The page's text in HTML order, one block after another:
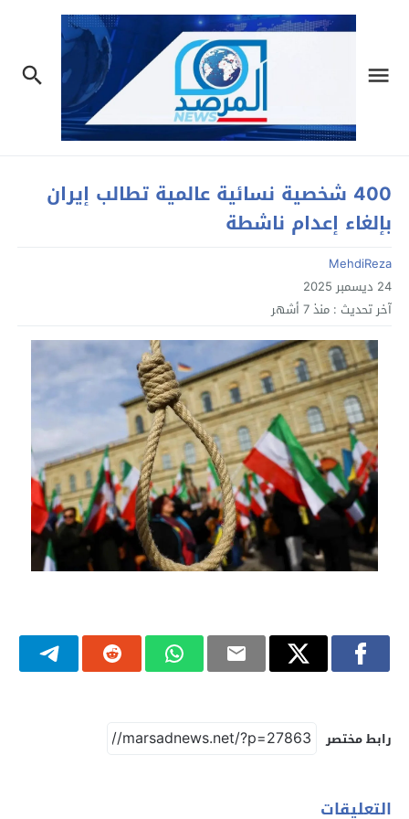
400 شخصية نسائية عالمية تطالب إيران
بإلغاء إعدام ناشطة
MehdiReza
24 ديسمبر 2025
آخر تحديث : منذ 7 أشهر
رابط مختصر
التعليقات